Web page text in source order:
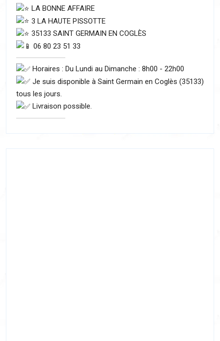
LA BONNE AFFAIRE
3 LA HAUTE PISSOTTE
35133 SAINT GERMAIN EN COGLÈS
06 80 23 51 33
Horaires : Du Lundi au Dimanche : 8h00 - 22h00
Je suis disponible à Saint Germain en Coglès (35133)
tous les jours.
Livraison possible.